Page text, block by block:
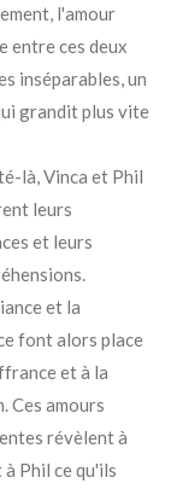
l'amour
entre ces deux
inséparables, un
grandit plus vite
là, Vinca et Phil
leurs
et leurs
et la
font alors place
et à la
Ces amours
révèlent à
à Phil ce qu'ils